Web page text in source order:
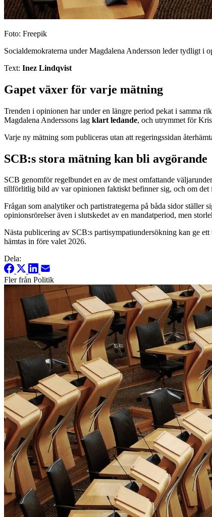
Foto: Freepik
Socialdemokraterna under Magdalena Andersson leder tydligt i
Text: Inez Lindqvist
Gapet växer för varje mätning
Trenden i opinionen har under en längre period pekat i samma
Magdalena Anderssons lag klart ledande, och utrymmet för
Varje ny mätning som publiceras utan att regeringssidan
SCB:s stora mätning kan bli avgörande
SCB genomför regelbundet en av de mest omfattande
tillförlitlig bild av var opinionen faktiskt befinner sig, och om
Frågan som analytiker och partistrategerna på båda sidor
opinionsrörelser även i slutskedet av en mandatperiod, men
Nästa publicering av SCB:s partisympatiundersökning kan ge
hämtas in före valet 2026.
Dela:
Fler från Politik